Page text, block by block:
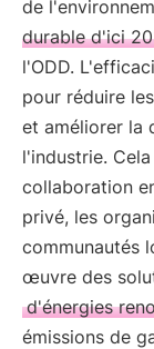
de
durable d'ici
l'ODD.
pour réduire
et améliorer la
l'industrie.
collaboration
privé, les
communautés
œuvre des
d'énergies
émissions de